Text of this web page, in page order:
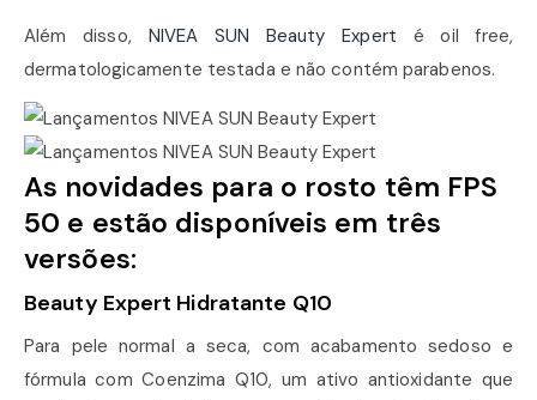
Além disso, NIVEA SUN Beauty Expert é oil free,
dermatologicamente testada e não contém parabenos.
As novidades para o rosto têm FPS
50 e estão disponíveis em três
versões:
Beauty Expert Hidratante Q10
Para pele normal a seca, com acabamento sedoso e
fórmula com Coenzima Q10, um ativo antioxidante que